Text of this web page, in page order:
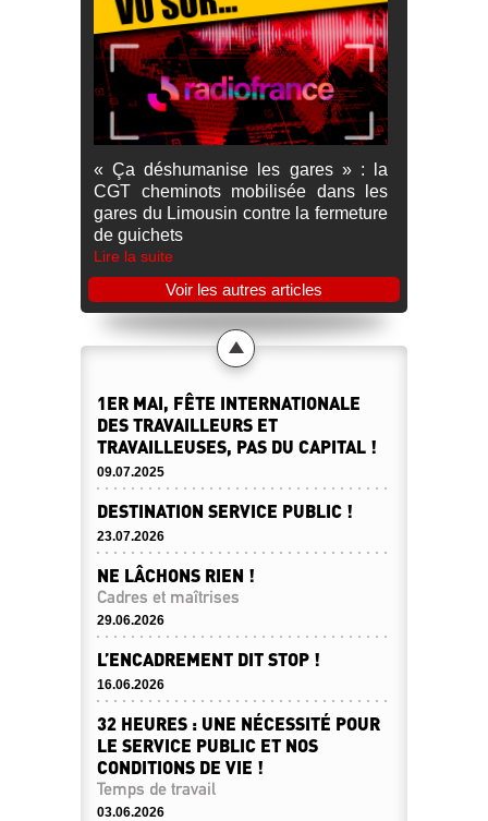
« Ça déshumanise les gares » : la
CGT cheminots mobilisée dans les
gares du Limousin contre la fermeture
de guichets
Lire la suite
Voir les autres articles
1ER MAI, FÊTE INTERNATIONALE
DES TRAVAILLEURS ET
TRAVAILLEUSES, PAS DU CAPITAL !
09.07.2025
DESTINATION SERVICE PUBLIC !
23.07.2026
NE LÂCHONS RIEN !
Cadres et maîtrises
29.06.2026
L’ENCADREMENT DIT STOP !
16.06.2026
32 HEURES : UNE NÉCESSITÉ POUR
LE SERVICE PUBLIC ET NOS
CONDITIONS DE VIE !
Temps de travail
03.06.2026